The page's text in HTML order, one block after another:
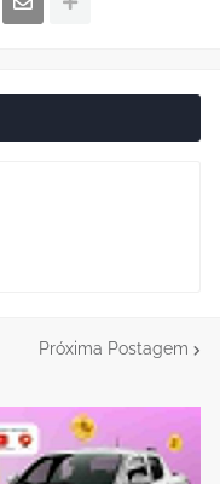
Próxima Postagem